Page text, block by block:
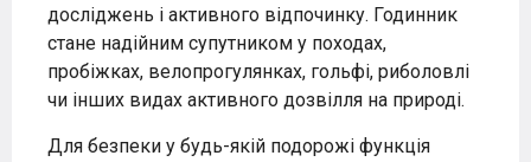
досліджень і активного відпочинку. Годинник
стане надійним супутником у походах,
пробіжках, велопрогулянках, гольфі, риболовлі
чи інших видах активного дозвілля на природі.
Для безпеки у будь-якій подорожі функція